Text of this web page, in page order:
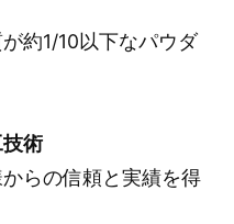
約1/10以下なパウダ
術
らの信頼と実績を得